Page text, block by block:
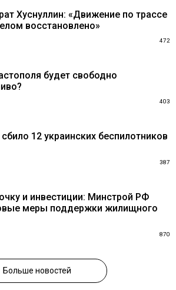
Хуснуллин: «Движение по трассе
восстановлено»
472
будет свободно
403
12 украинских беспилотников
387
и инвестиции: Минстрой РФ
меры поддержки жилищного
870
Больше новостей